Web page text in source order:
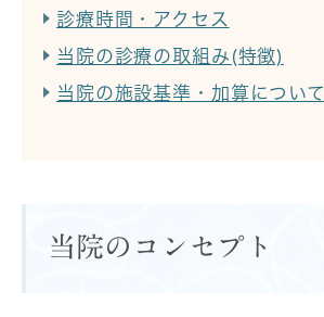
診療時間・アクセス
当院の診療の取組み(特徴)
当院の施設基準・加算について
当院のコンセプト